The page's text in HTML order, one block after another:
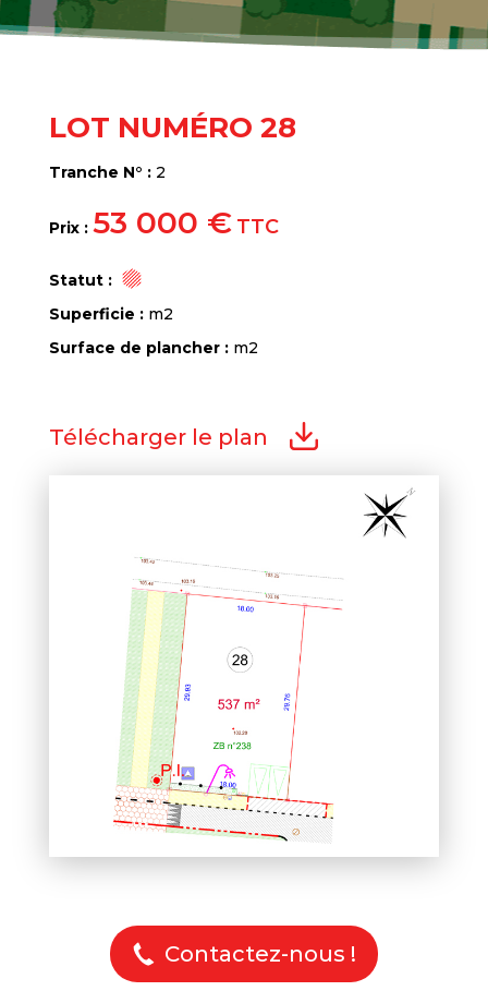
LOT NUMÉRO 28
Tranche N° : 2
Prix : 53 000 € TTC
Statut :
Superficie : m2
Surface de plancher : m2
Télécharger le plan
Contactez-nous !